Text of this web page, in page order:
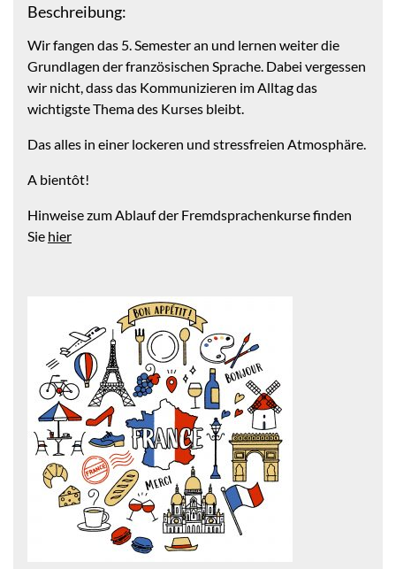
Beschreibung:
Wir fangen das 5. Semester an und lernen weiter die
Grundlagen der französischen Sprache. Dabei vergessen
wir nicht, dass das Kommunizieren im Alltag das
wichtigste Thema des Kurses bleibt.
Das alles in einer lockeren und stressfreien Atmosphäre.
A bientôt!
Hinweise zum Ablauf der Fremdsprachenkurse finden
Sie hier